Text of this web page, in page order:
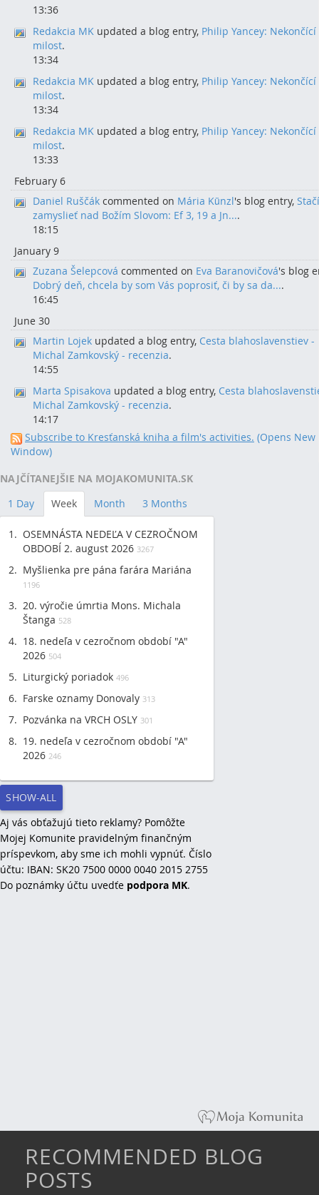
13:36
Redakcia MK updated a blog entry, Philip Yancey: Nekončící
milost.
13:34
Redakcia MK updated a blog entry, Philip Yancey: Nekončící
milost.
13:34
Redakcia MK updated a blog entry, Philip Yancey: Nekončící
milost.
13:33
February 6
Daniel Ruščák commented on Mária Künzl's blog entry,
zamyslieť nad Božím Slovom: Ef 3, 19 a Jn....
18:15
January 9
Zuzana Šelepcová commented on Eva Baranovičová's blog
Dobrý deň, chcela by som Vás poprosiť, či by sa da....
16:45
June 30
Martin Lojek updated a blog entry, Cesta blahoslavenstiev -
Michal Zamkovský - recenzia.
14:55
Marta Spisakova updated a blog entry, Cesta
Michal Zamkovský - recenzia.
14:17
Subscribe to Kresťanská kniha a film's activities. (Opens New
Window)
NAJČÍTANEJŠIE NA MOJAKOMUNITA.SK
1 Day
Week Month 3 Months
OSEMNÁSTA NEDEĽA V CEZROČNOM
OBDOBÍ 2. august 2026 3267
Myšlienka pre pána farára Mariána
1196
20. výročie úmrtia Mons. Michala
Štanga 528
18. nedeľa v cezročnom období "A"
2026 504
Liturgický poriadok 496
Farske oznamy Donovaly 313
Pozvánka na VRCH OSLY 301
19. nedeľa v cezročnom období "A"
2026 246
SHOW-ALL
Aj vás obťažujú tieto reklamy? Pomôžte
Mojej Komunite pravidelným finančným
príspevkom, aby sme ich mohli vypnúť. Číslo
účtu: IBAN: SK20 7500 0000 0040 2015 2755
Do poznámky účtu uvedťe podpora MK.
RECOMMENDED BLOG
POSTS